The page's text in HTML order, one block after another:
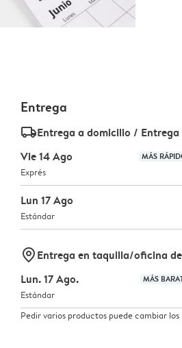
Entrega
delivery_standard_v2Entrega a domicilio / Entrega
Vie 14 Ago
MÁS
Exprés
Lun 17 Ago
Estándar
marker-pinEntrega en taquilla/oficina
Lun. 17 Ago.
MÁS
Estándar
Pedir varios productos puede cambiar